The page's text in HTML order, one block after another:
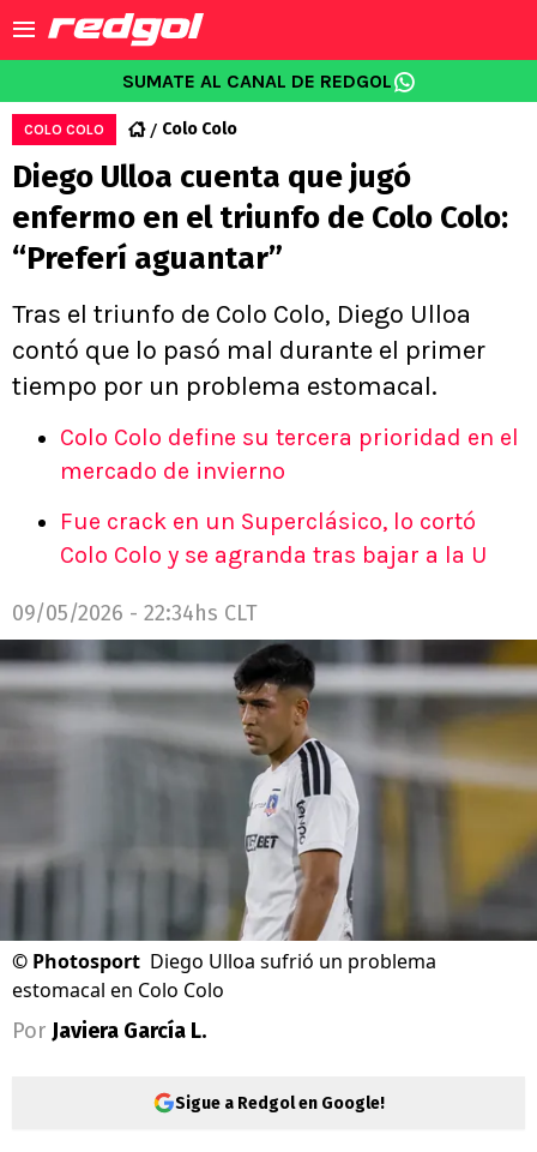
SUMATE AL CANAL DE REDGOL
COLO COLO Colo Colo
Diego Ulloa cuenta que jugó
enfermo en el triunfo de Colo Colo:
“Preferí aguantar”
Tras el triunfo de Colo Colo, Diego Ulloa
contó que lo pasó mal durante el primer
tiempo por un problema estomacal.
Colo Colo define su tercera prioridad en el
mercado de invierno
Fue crack en un Superclásico, lo cortó
Colo Colo y se agranda tras bajar a la U
09/05/2026 - 22:34hs CLT
© Photosport Diego Ulloa sufrió un problema
estomacal en Colo Colo
Por Javiera García L.
Sigue a Redgol en Google!